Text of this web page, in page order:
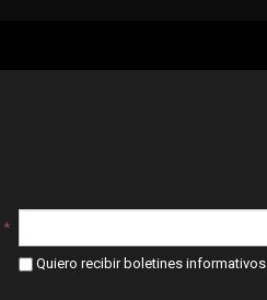
*
Quiero recibir boletines informativos